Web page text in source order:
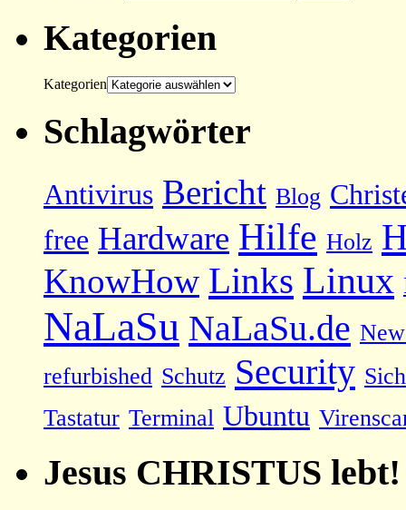
Kategorien
Kategorien
Schlagwörter
Antivirus Bericht Blog
free Hardware Hilfe Holz
KnowHow Links Linux
NaLaSu NaLaSu.de
refurbished Schutz Security
Tastatur Terminal Ubuntu
Jesus CHRISTUS lebt!